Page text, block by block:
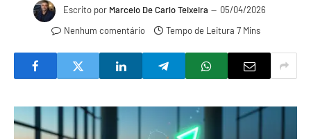
Escrito por Marcelo De Carlo Teixeira
05/04/2026
Nenhum comentário
Tempo de Leitura 7 Mins